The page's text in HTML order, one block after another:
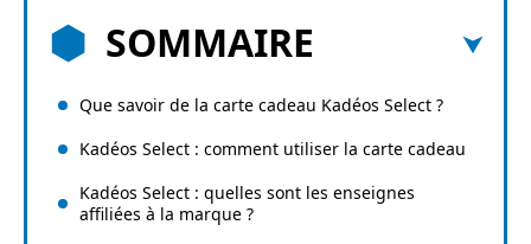
SOMMAIRE
Que savoir de la carte cadeau Kadéos Select ?
Kadéos Select : comment utiliser la carte cadeau
Kadéos Select : quelles sont les enseignes
affiliées à la marque ?